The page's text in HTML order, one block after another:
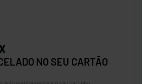
NO SEU CARTÃO